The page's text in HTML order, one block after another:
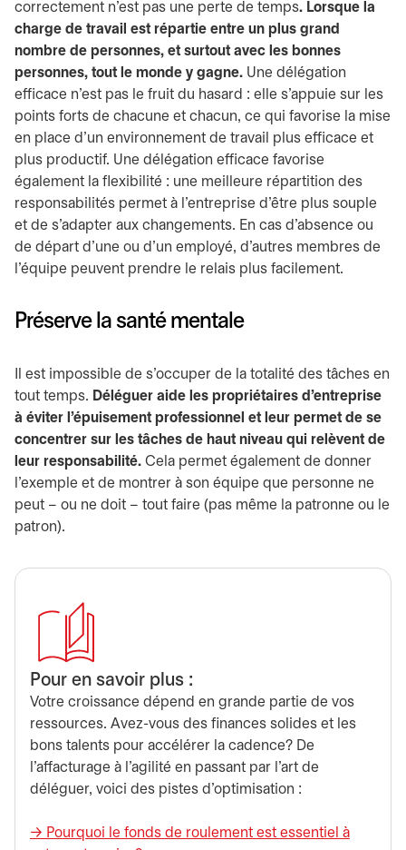
correctement n’est pas une perte de temps. Lorsque la
charge de travail est répartie entre un plus grand
nombre de personnes, et surtout avec les bonnes
personnes, tout le monde y gagne. Une délégation
efficace n’est pas le fruit du hasard : elle s’appuie sur les
points forts de chacune et chacun, ce qui favorise la mise
en place d’un environnement de travail plus efficace et
plus productif. Une délégation efficace favorise
également la flexibilité : une meilleure répartition des
responsabilités permet à l’entreprise d’être plus souple
et de s’adapter aux changements. En cas d’absence ou
de départ d’une ou d’un employé, d’autres membres de
l’équipe peuvent prendre le relais plus facilement.
Préserve la santé mentale
Il est impossible de s’occuper de la totalité des tâches en
tout temps. Déléguer aide les propriétaires d’entreprise
à éviter l’épuisement professionnel et leur permet de se
concentrer sur les tâches de haut niveau qui relèvent de
leur responsabilité. Cela permet également de donner
l’exemple et de montrer à son équipe que personne ne
peut – ou ne doit – tout faire (pas même la patronne ou le
patron).
Pour en savoir plus :
Votre croissance dépend en grande partie de vos
ressources. Avez-vous des finances solides et les
bons talents pour accélérer la cadence? De
l’affacturage à l’agilité en passant par l’art de
déléguer, voici des pistes d’optimisation :
→ Pourquoi le fonds de roulement est essentiel à